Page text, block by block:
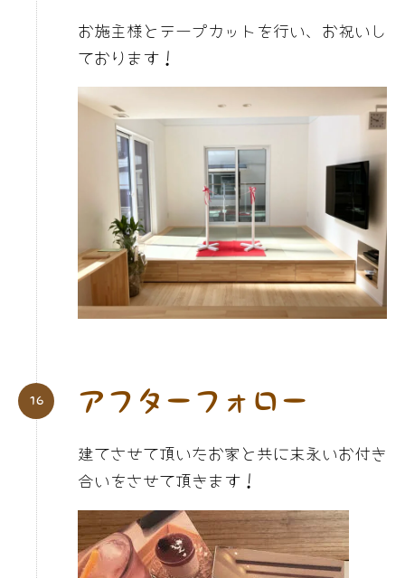
お施主様とテープカットを行い、お祝いし
ております！
アフターフォロー
建てさせて頂いたお家と共に末永いお付き
合いをさせて頂きます！